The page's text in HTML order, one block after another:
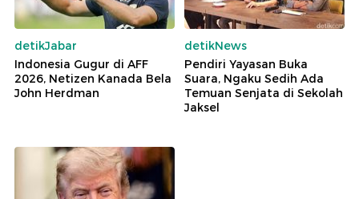
detikJabar
Indonesia Gugur di AFF
2026, Netizen Kanada Bela
John Herdman
detikNews
Pendiri Yayasan Buka
Suara, Ngaku Sedih Ada
Temuan Senjata di Sekolah
Jaksel